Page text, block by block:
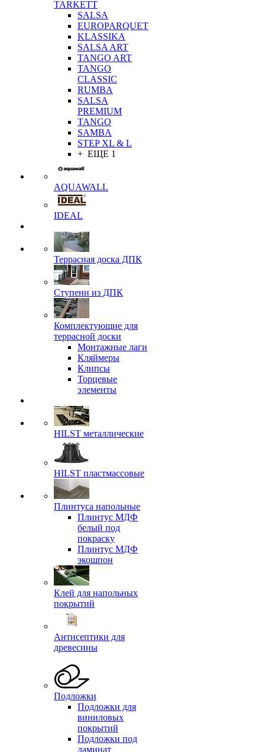
TARKETT
SALSA
EUROPARQUET
KLASSIKA
SALSA ART
TANGO ART
TANGO
CLASSIC
RUMBA
SALSA
PREMIUM
TANGO
SAMBA
STEP XL & L
+ ЕЩЕ 1
AQUAWALL
IDEAL
Террасная доска ДПК
Ступени из ДПК
Комплектующие для
террасной доски
Монтажные лаги
Кляймеры
Клипсы
Торцевые
элементы
HILST металлические
HILST пластмассовые
Плинтуса напольные
Плинтус МДФ
белый под
покраску
Плинтус МДФ
экошпон
Клей для напольных
покрытий
Антисептики для
древесины
Подложки
Подложки для
виниловых
покрытий
Подложки под
ламинат